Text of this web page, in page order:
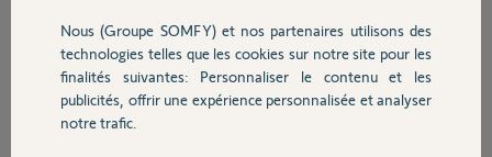
Sécurité
Domotique
Cordialement
Jean-Paul B.
il y a presque 7 ans
Nous (Groupe SOMFY) et nos partenaires utilisons des
technologies telles que les cookies sur notre site pour les
finalités suivantes: Personnaliser le contenu et les
publicités, offrir une expérience personnalisée et analyser
notre trafic.